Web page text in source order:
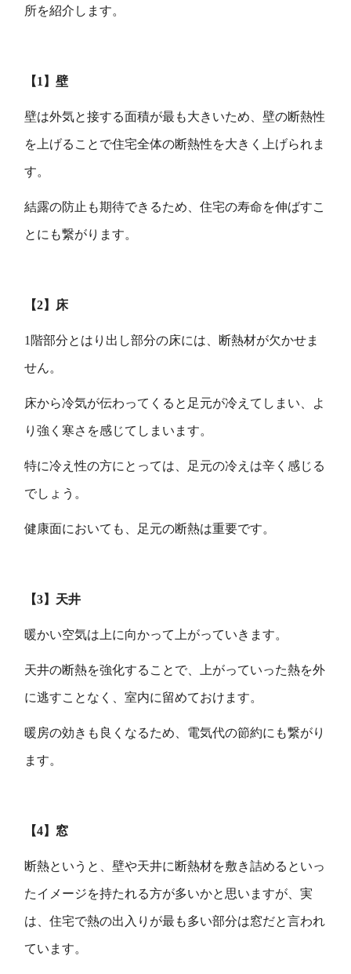
所を紹介します。
【1】壁
壁は外気と接する面積が最も大きいため、壁の断熱性
を上げることで住宅全体の断熱性を大きく上げられま
す。
結露の防止も期待できるため、住宅の寿命を伸ばすこ
とにも繋がります。
【2】床
1階部分とはり出し部分の床には、断熱材が欠かせま
せん。
床から冷気が伝わってくると足元が冷えてしまい、よ
り強く寒さを感じてしまいます。
特に冷え性の方にとっては、足元の冷えは辛く感じる
でしょう。
健康面においても、足元の断熱は重要です。
【3】天井
暖かい空気は上に向かって上がっていきます。
天井の断熱を強化することで、上がっていった熱を外
に逃すことなく、室内に留めておけます。
暖房の効きも良くなるため、電気代の節約にも繋がり
ます。
【4】窓
断熱というと、壁や天井に断熱材を敷き詰めるといっ
たイメージを持たれる方が多いかと思いますが、実
は、住宅で熱の出入りが最も多い部分は窓だと言われ
ています。